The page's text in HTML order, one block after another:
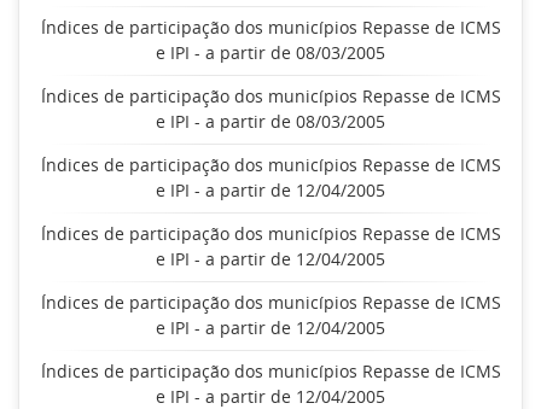
Índices de participação dos municípios Repasse de ICMS
e IPI - a partir de 08/03/2005
Índices de participação dos municípios Repasse de ICMS
e IPI - a partir de 08/03/2005
Índices de participação dos municípios Repasse de ICMS
e IPI - a partir de 12/04/2005
Índices de participação dos municípios Repasse de ICMS
e IPI - a partir de 12/04/2005
Índices de participação dos municípios Repasse de ICMS
e IPI - a partir de 12/04/2005
Índices de participação dos municípios Repasse de ICMS
e IPI - a partir de 12/04/2005